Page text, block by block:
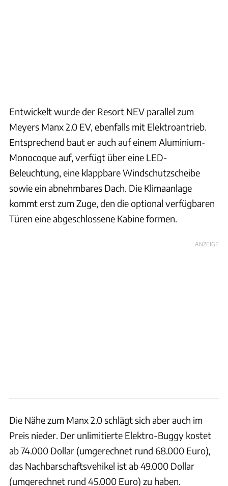
Entwickelt wurde der Resort NEV parallel zum
Meyers Manx 2.0 EV, ebenfalls mit Elektroantrieb.
Entsprechend baut er auch auf einem Aluminium-
Monocoque auf, verfügt über eine LED-
Beleuchtung, eine klappbare Windschutzscheibe
sowie ein abnehmbares Dach. Die Klimaanlage
kommt erst zum Zuge, den die optional verfügbaren
Türen eine abgeschlossene Kabine formen.
ANZEIGE
Die Nähe zum Manx 2.0 schlägt sich aber auch im
Preis nieder. Der unlimitierte Elektro-Buggy kostet
ab 74.000 Dollar (umgerechnet rund 68.000 Euro),
das Nachbarschaftsvehikel ist ab 49.000 Dollar
(umgerechnet rund 45.000 Euro) zu haben.